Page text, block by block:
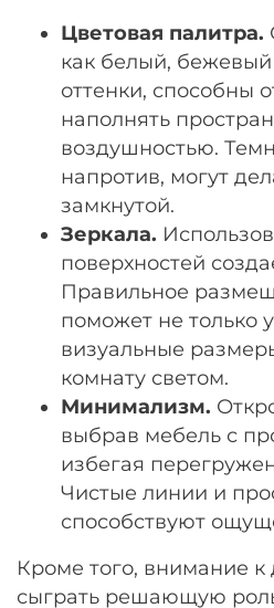
Цветовая палитра.
как белый,
оттенки, способны
наполнять
воздушностью.
напротив, могут
замкнутой.
Зеркала.
поверхностей
Правильное
поможет не только
визуальные
комнату светом.
Минимализм.
выбрав мебель с
избегая
Чистые линии и
способствуют
Кроме того, внимание
сыграть решающую